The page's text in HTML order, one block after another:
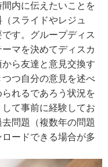
内に伝えたいことを
スライドやレジュ
す。グループディス
マを決めてディスカ
ら友達と意見交換す
つ自分の意見を述べ
れるであろう状況を
て事前に経験してお
問題（複数年の問題
ードできる場合が多